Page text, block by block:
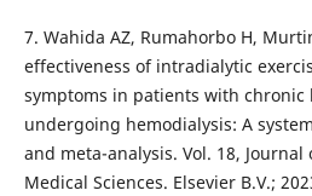
7. Wahida AZ, Rumahorbo H,
effectiveness of intradialytic
symptoms in patients with chronic
undergoing hemodialysis: A
and meta-analysis. Vol. 18,
Medical Sciences. Elsevier B.V.;